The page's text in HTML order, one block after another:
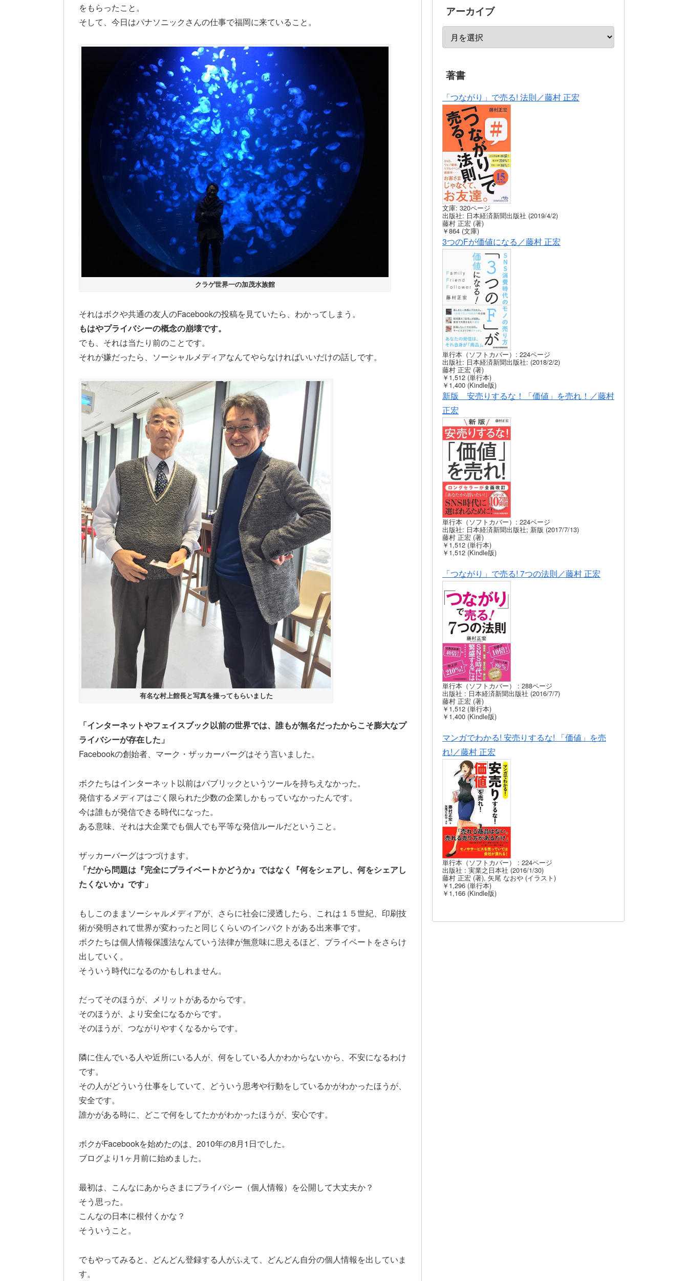
をもらったこと。
そして、今日はパナソニックさんの仕事で福岡に来ていること。
クラゲ世界一の加茂水族館
それはボクや共通の友人のFacebookの投稿を見ていたら、わかってしまう。
もはやプライバシーの概念の崩壊です。
でも、それは当たり前のことです。
それが嫌だったら、ソーシャルメディアなんてやらなければいいだけの話しです。
有名な村上館長と写真を撮ってもらいました
「インターネットやフェイスブック以前の世界では、誰もが無名だったからこそ膨大なプ
ライバシーが存在した」
Facebookの創始者、マーク・ザッカーバーグはそう言いました。
ボクたちはインターネット以前はパブリックというツールを持ちえなかった。
発信するメディアはごく限られた少数の企業しかもっていなかったんです。
今は誰もが発信できる時代になった。
ある意味、それは大企業でも個人でも平等な発信ルールだということ。
ザッカーバーグはつづけます。
「だから問題は『完全にプライベートかどうか』ではなく『何をシェアし、何をシェアし
たくないか』です」
もしこのままソーシャルメディアが、さらに社会に浸透したら、これは１５世紀、印刷技
術が発明されて世界が変わったと同じくらいのインパクトがある出来事です。
ボクたちは個人情報保護法なんていう法律が無意味に思えるほど、プライベートをさらけ
出していく。
そういう時代になるのかもしれません。
だってそのほうが、メリットがあるからです。
そのほうが、より安全になるからです。
そのほうが、つながりやすくなるからです。
隣に住んでいる人や近所にいる人が、何をしている人かわからないから、不安になるわけ
です。
その人がどういう仕事をしていて、どういう思考や行動をしているかがわかったほうが、
安全です。
誰かがある時に、どこで何をしてたかがわかったほうが、安心です。
ボクがFacebookを始めたのは、2010年の8月1日でした。
ブログより1ヶ月前に始めました。
最初は、こんなにあからさまにプライバシー（個人情報）を公開して大丈夫か？
そう思った。
こんなの日本に根付くかな？
そういうこと。
でもやってみると、どんどん登録する人がふえて、どんどん自分の個人情報を出していま
す。
アーカイブ
著書
「つながり」で売る! 法則／藤村 正宏
文庫: 320ページ
出版社: 日本経済新聞出版社 (2019/4/2)
藤村 正宏 (著)
￥864 (文庫)
3つのFが価値になる／藤村 正宏
単行本（ソフトカバー）: 224ページ
出版社: 日本経済新聞出版社: (2018/2/2)
藤村 正宏 (著)
￥1,512 (単行本)
￥1,400 (Kindle版)
新版 安売りするな！「価値」を売れ！／藤村
正宏
単行本（ソフトカバー）: 224ページ
出版社: 日本経済新聞出版社; 新版 (2017/7/13)
藤村 正宏 (著)
￥1,512 (単行本)
￥1,512 (Kindle版)
「つながり」で売る! 7つの法則／藤村 正宏
単行本（ソフトカバー） : 288ページ
出版社 : 日本経済新聞出版社 (2016/7/7)
藤村 正宏 (著)
￥1,512 (単行本)
￥1,400 (Kindle版)
マンガでわかる! 安売りするな! 「価値」を売
れ!／藤村 正宏
単行本（ソフトカバー） : 224ページ
出版社 : 実業之日本社 (2016/1/30)
藤村 正宏 (著), 矢尾 なおや (イラスト)
￥1,296 (単行本)
￥1,166 (Kindle版)